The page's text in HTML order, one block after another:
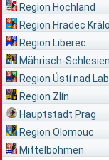
Region Hochland
Region Hradec
Region Liberec
Mährisch-Schlesien
Region Ústí nad
Region Zlín
Hauptstadt Prag
Region Olomouc
Mittelböhmen